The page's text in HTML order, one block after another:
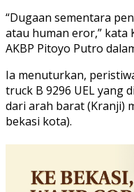
“Dugaan sementara
atau human eror,” kata
AKBP Pitoyo Putro
Ia menuturkan,
truck B 9296 UEL yang
dari arah barat (Kranji)
bekasi kota).